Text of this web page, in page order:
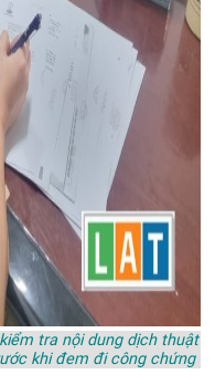
tra nội dung dịch thuật
khi đem đi công chứng